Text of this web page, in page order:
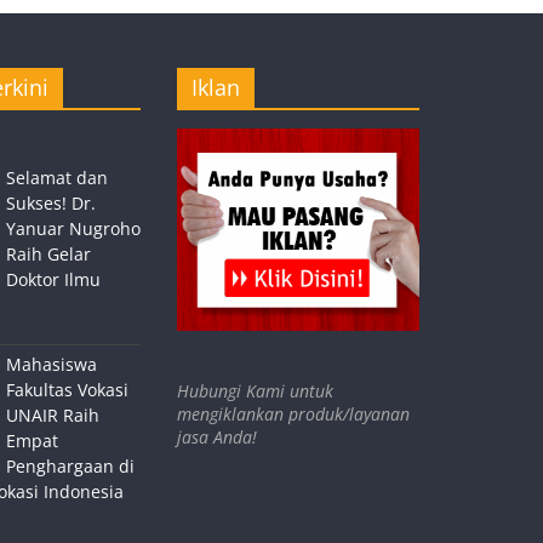
Selamat dan
Sukses! Dr.
Yanuar Nugroho
Raih Gelar
Doktor Ilmu
Mahasiswa
Fakultas Vokasi
UNAIR Raih
Empat
Penghargaan di
Indonesia
Iklan
Hubungi Kami untuk
mengiklankan produk/layanan
jasa Anda!